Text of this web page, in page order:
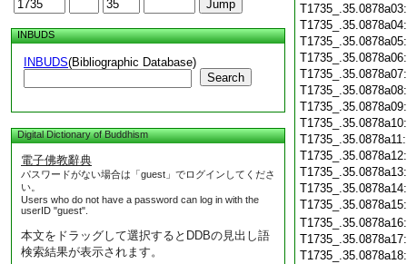
INBUDS
INBUDS(Bibliographic Database)
Search
Digital Dictionary of Buddhism
電子佛教辭典
パスワードがない場合は「guest」でログインしてくださ
い。
Users who do not have a password can log in with the
userID "guest".
本文をドラッグして選択するとDDBの見出し語
検索結果が表示されます。